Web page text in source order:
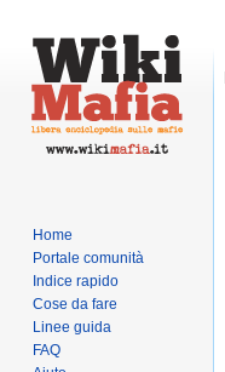
Home
Portale comunità
Indice rapido
Cose da fare
Linee guida
FAQ